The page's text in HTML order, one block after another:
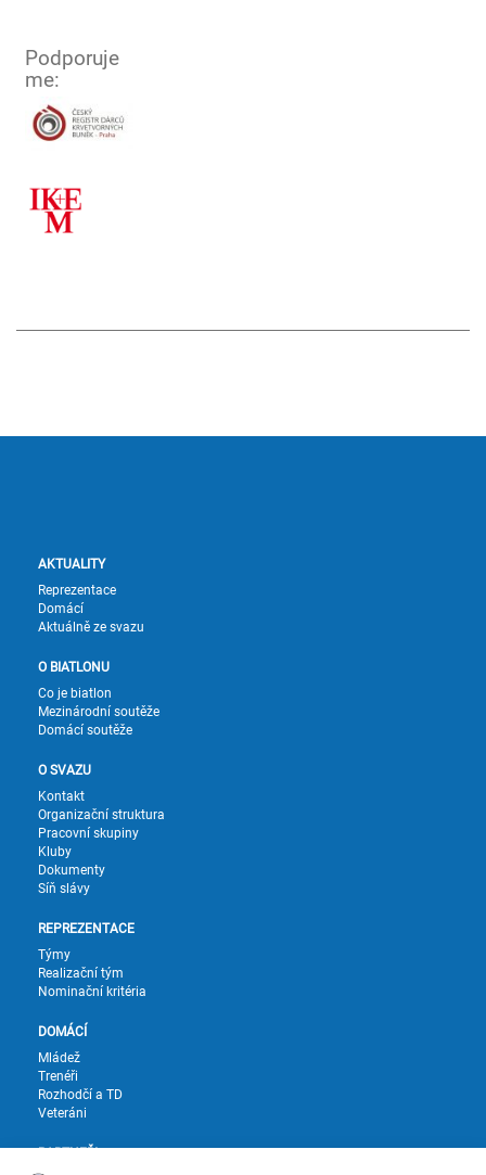
Podporuje
me:
AKTUALITY
Reprezentace
Domácí
Aktuálně ze svazu
O BIATLONU
Co je biatlon
Mezinárodní soutěže
Domácí soutěže
O SVAZU
Kontakt
Organizační struktura
Pracovní skupiny
Kluby
Dokumenty
Síň slávy
REPREZENTACE
Týmy
Realizační tým
Nominační kritéria
DOMÁCÍ
Mládež
Trenéři
Rozhodčí a TD
Veteráni